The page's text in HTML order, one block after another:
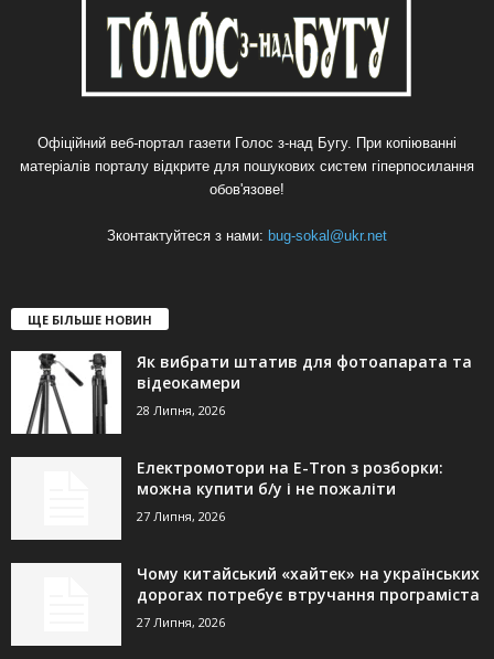
Офіційний веб-портал газети Голос з-над Бугу. При копіюванні
матеріалів порталу відкрите для пошукових систем гіперпосилання
обов'язове!
Зконтактуйтеся з нами: bug-sokal@ukr.net
ЩЕ БІЛЬШЕ НОВИН
Як вибрати штатив для фотоапарата та
відеокамери
28 Липня, 2026
Електромотори на E-Tron з розборки:
можна купити б/у і не пожаліти
27 Липня, 2026
Чому китайський «хайтек» на українських
дорогах потребує втручання програміста
27 Липня, 2026